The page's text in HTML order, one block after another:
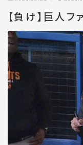
【負け】巨人フ